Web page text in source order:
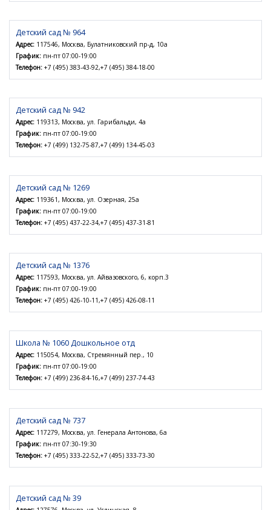
Детский сад № 964
Адрес: 117546, Москва, Булатниковский пр-д, 10а
График: пн-пт 07:00-19:00
Телефон: +7 (495) 383-43-92,+7 (495) 384-18-00
Детский сад № 942
Адрес: 119313, Москва, ул. Гарибальди, 4а
График: пн-пт 07:00-19:00
Телефон: +7 (499) 132-75-87,+7 (499) 134-45-03
Детский сад № 1269
Адрес: 119361, Москва, ул. Озерная, 25а
График: пн-пт 07:00-19:00
Телефон: +7 (495) 437-22-34,+7 (495) 437-31-81
Детский сад № 1376
Адрес: 117593, Москва, ул. Айвазовского, 6, корп.3
График: пн-пт 07:00-19:00
Телефон: +7 (495) 426-10-11,+7 (495) 426-08-11
Школа № 1060 Дошкольное отд
Адрес: 115054, Москва, Стремянный пер., 10
График: пн-пт 07:00-19:00
Телефон: +7 (499) 236-84-16,+7 (499) 237-74-43
Детский сад № 737
Адрес: 117279, Москва, ул. Генерала Антонова, 6а
График: пн-пт 07:30-19:30
Телефон: +7 (495) 333-22-52,+7 (495) 333-73-30
Детский сад № 39